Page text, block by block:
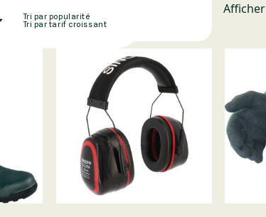
Afficher
Tri par popularité
Tri par tarif croissant